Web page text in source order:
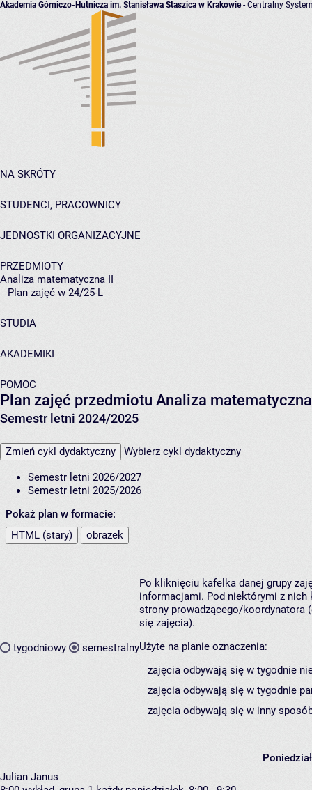
Akademia Górniczo-Hutnicza im. Stanisława Staszica w Krakowie- Centralny
NA SKRÓTY
STUDENCI, PRACOWNICY
JEDNOSTKI ORGANIZACYJNE
PRZEDMIOTY
Analiza matematyczna II
Plan zajęć w 24/25-L
STUDIA
AKADEMIKI
POMOC
Plan zajęć przedmiotu Analiza
Semestr letni 2024/2025
Zmień cykl dydaktyczny Wybierz cykl dydaktyczny
Semestr letni 2026/2027
Semestr letni 2025/2026
Pokaż plan w formacie:
HTML (stary)
obrazek
tygodniowy semestralny
Po kliknięciu kafelka danej grupy
informacjami. Pod niektórymi z nich
strony prowadzącego/koordynatora
się zajęcia).
Użyte na planie oznaczenia:
zajęcia odbywają się w tygodnie
zajęcia odbywają się w tygodnie
zajęcia odbywają się w inny
Julian Janus